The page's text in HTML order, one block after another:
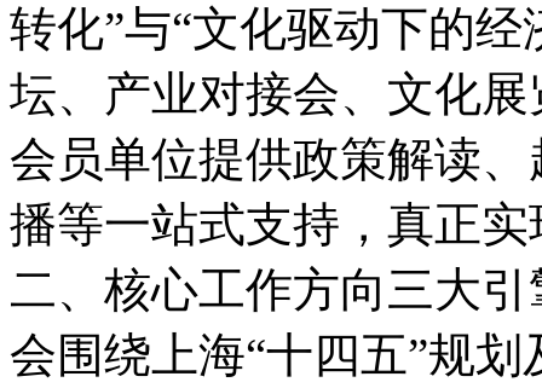
转化”与“文化驱动下的
坛、产业对接会、文化
会员单位提供政策解读
播等一站式支持，真正
二、核心工作方向三大
会围绕上海“十四五”规